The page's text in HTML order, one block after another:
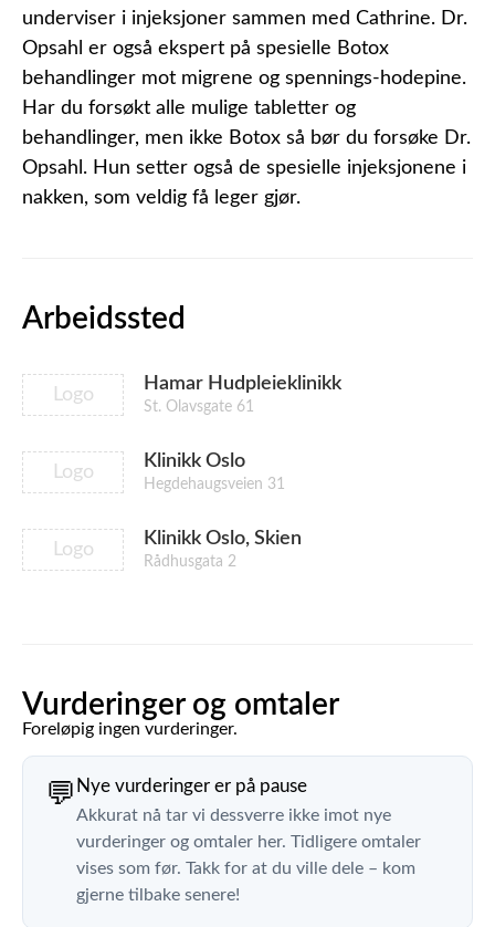
underviser i injeksjoner sammen med Cathrine. Dr.
Opsahl er også ekspert på spesielle Botox
behandlinger mot migrene og spennings-hodepine.
Har du forsøkt alle mulige tabletter og
behandlinger, men ikke Botox så bør du forsøke Dr.
Opsahl. Hun setter også de spesielle injeksjonene i
nakken, som veldig få leger gjør.
Arbeidssted
Logo
Hamar Hudpleieklinikk
St. Olavsgate 61
Logo
Klinikk Oslo
Hegdehaugsveien 31
Logo
Klinikk Oslo, Skien
Rådhusgata 2
Vurderinger og omtaler
Foreløpig ingen vurderinger.
💬 Nye vurderinger er på pause
Akkurat nå tar vi dessverre ikke imot nye
vurderinger og omtaler her. Tidligere omtaler
vises som før. Takk for at du ville dele – kom
gjerne tilbake senere!